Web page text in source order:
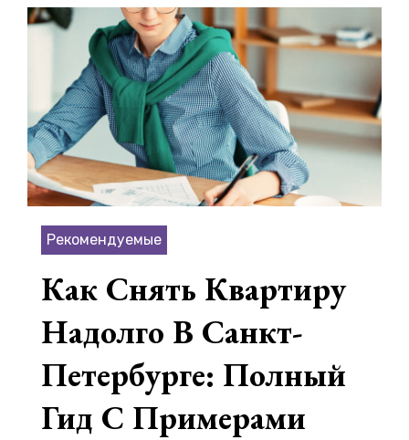
ДОМЕ
—
СОВЕТЫ
И
ИДЕИ
Рекомендуемые
Как Снять Квартиру
Надолго В Санкт-
Петербурге: Полный
Гид С Примерами